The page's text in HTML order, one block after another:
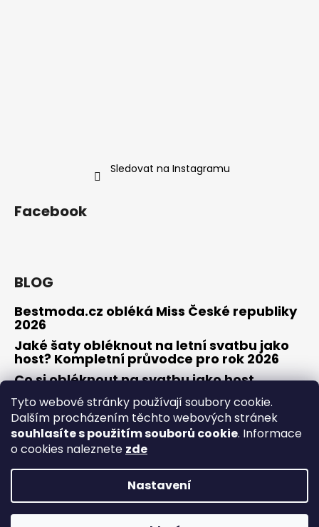
Tyto webové stránky používají soubory cookie.
Dalším procházením těchto webových stránek
souhlasíte s použitím souborů cookie. Informace
o cookies naleznete zde
Nastavení
Sledovat na Instagramu
Facebook
BLOG
Bestmoda.cz obléká Miss České republiky
2026
Jaké šaty obléknout na letní svatbu jako
host? Kompletní průvodce pro rok 2026
Co si obléknout na svatbu jako host
Osobní konzultace / zkouška šatů
Obchodní podmínky
Odstoupení od smlouvy / reklamace
Copyright 2026Bestmoda. Všechna práva vyhrazena.